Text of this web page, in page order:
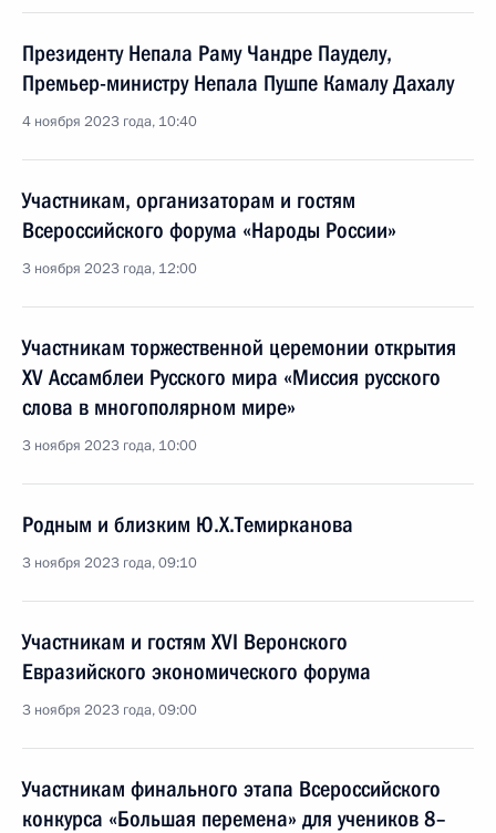
Президенту Непала Раму Чандре Пауделу,
Премьер-министру Непала Пушпе Камалу Дахалу
4 ноября 2023 года, 10:40
Участникам, организаторам и гостям
Всероссийского форума «Народы России»
3 ноября 2023 года, 12:00
Участникам торжественной церемонии открытия
XV Ассамблеи Русского мира «Миссия русского
слова в многополярном мире»
3 ноября 2023 года, 10:00
Родным и близким Ю.Х.Темирканова
3 ноября 2023 года, 09:10
Участникам и гостям XVI Веронского
Евразийского экономического форума
3 ноября 2023 года, 09:00
Участникам финального этапа Всероссийского
конкурса «Большая перемена» для учеников 8–